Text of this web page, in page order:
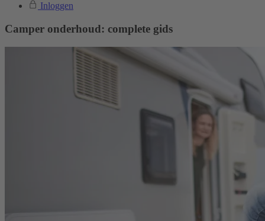
Inloggen
Camper onderhoud: complete gids